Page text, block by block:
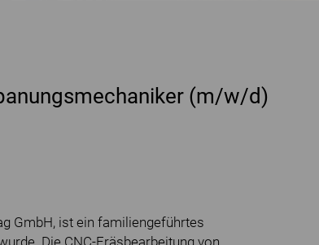
(m/w/d)
GmbH, ist ein familiengeführtes